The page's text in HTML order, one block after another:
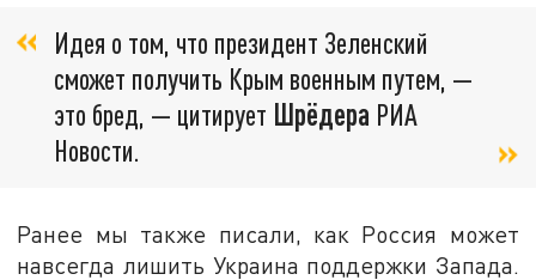
Идея о том, что президент Зеленский
сможет получить Крым военным путем, —
это бред, — цитирует Шрёдера РИА
Новости.
Ранее мы также писали, как Россия может
навсегда лишить Украина поддержки Запада.